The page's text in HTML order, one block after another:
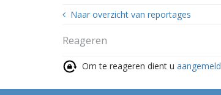
Naar overzicht van reportages
Reageren
Om te reageren dient u aangemeld